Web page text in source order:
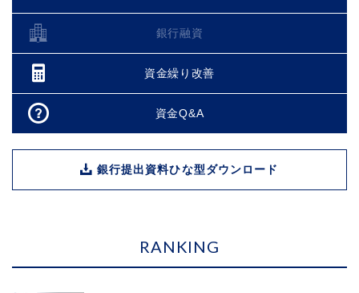
銀行融資
資金繰り改善
資金Q&A
銀行提出資料ひな型ダウンロード
RANKING